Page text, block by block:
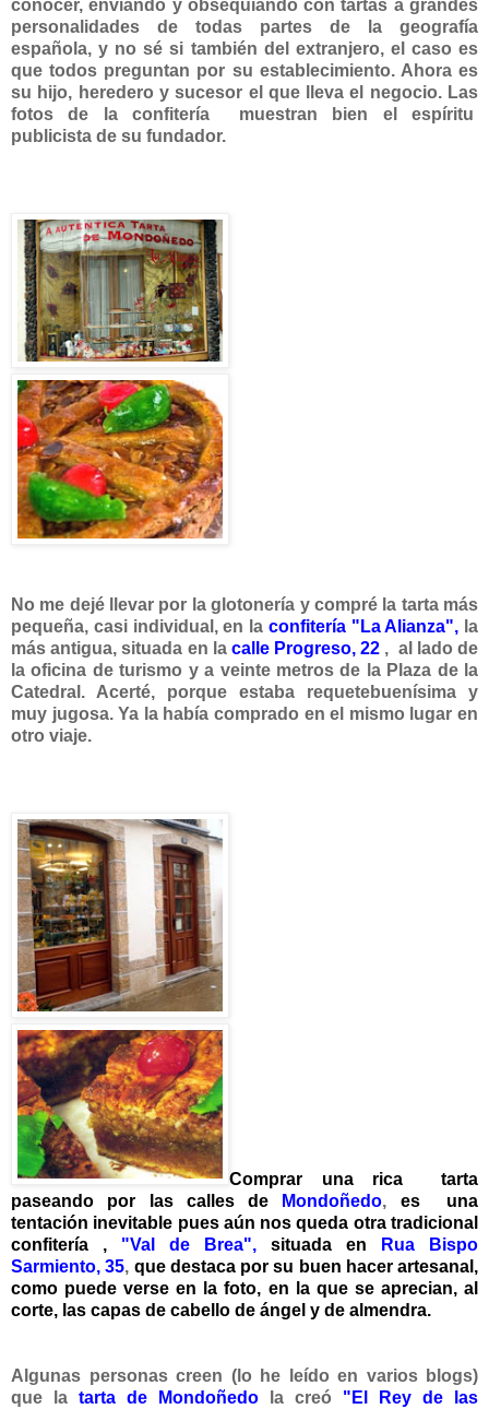
conocer, enviando y obsequiando con tartas a grandes
personalidades de todas partes de la geografía
española, y no sé si también del extranjero, el caso es
que todos preguntan por su establecimiento. Ahora es
su hijo, heredero y sucesor el que lleva el negocio. Las
fotos de la confitería
muestran bien el espíritu
publicista de su fundador.
No me dejé llevar por la glotonería y compré la tarta más
pequeña, casi individual, en la confitería "La Alianza", la
más antigua, situada en la calle Progreso, 22 , al lado de
la oficina de turismo y a veinte metros de la Plaza de la
Catedral. Acerté, porque estaba requetebuenísima y
muy jugosa. Ya la había comprado en el mismo lugar en
otro viaje.
Comprar una rica tarta
paseando por las calles de
Mondoñedo, es una
tentación inevitable pues aún nos queda otra tradicional
confitería ,
"Val de Brea", situada en Rua Bispo
Sarmiento, 35, que destaca por su buen hacer artesanal,
como puede verse en la foto, en la que se aprecian, al
corte, las capas de cabello de ángel y de almendra.
Algunas personas creen (lo he leído en varios blogs)
que la tarta de Mondoñedo la creó "El Rey de las